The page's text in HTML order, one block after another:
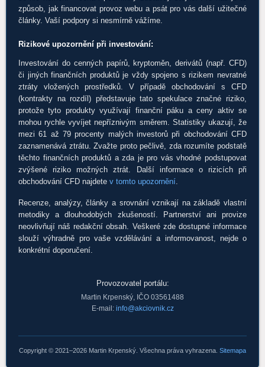
způsob, jak financovat provoz webu a psát pro vás další užitečné
články. Vaší podpory si nesmírně vážíme.
Rizikové upozornění při investování:
Investování do cenných papírů, kryptoměn, derivátů (např. CFD)
či jiných finančních produktů je vždy spojeno s rizikem nevratné
ztráty vložených prostředků. V případě obchodování s CFD
(kontrakty na rozdíl) představuje tato spekulace značné riziko,
protože tyto produkty využívají finanční páku a ceny aktiv se
mohou rychle vyvíjet nepříznivým směrem. Statistiky ukazují, že
mezi 61 až 79 procenty malých investorů při obchodování CFD
zaznamenává ztrátu. Zvažte proto pečlivě, zda rozumíte podstatě
těchto finančních produktů a zda je pro vás vhodné podstupovat
zvýšené riziko možných ztrát. Další informace o rizicích při
obchodování CFD najdete v tomto upozornění.
Recenze, analýzy, články a srovnání vznikají na základě vlastní
metodiky a dlouhodobých zkušeností. Partnerství ani provize
neovlivňují náš redakční obsah. Veškeré zde dostupné informace
slouží výhradně pro vaše vzdělávání a informovanost, nejde o
konkrétní doporučení.
Provozovatel portálu:
Martin Krpenský, IČO 03561488
E-mail: info@akciovnik.cz
Copyright © 2021–2026 Martin Krpenský. Všechna práva vyhrazena. Sitemapa